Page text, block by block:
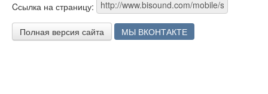
Cсылка на страницу:
Полная версия сайта МЫ ВКОНТАКТЕ